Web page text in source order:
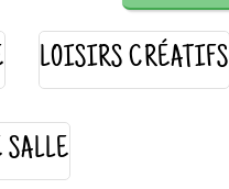
LOISIRS CRÉATIFS
SALLE